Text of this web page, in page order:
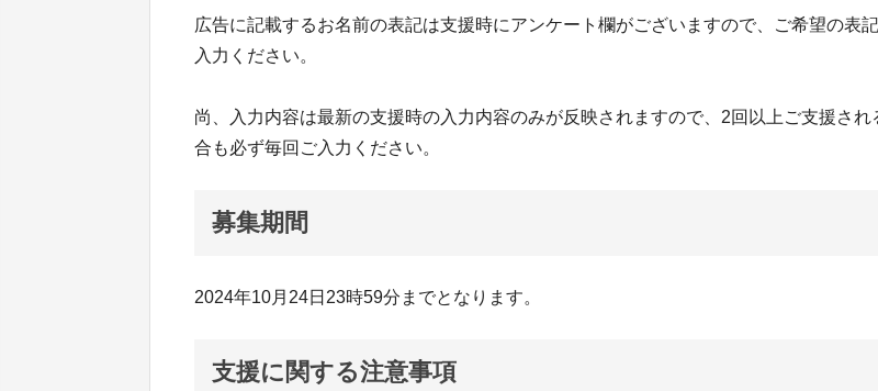
広告に記載するお名前の表記は支援時にアンケート欄がございますので、ご希望の表
入力ください。
尚、入力内容は最新の支援時の入力内容のみが反映されますので、2回以上ご支援され
合も必ず毎回ご入力ください。
募集期間
2024年10月24日23時59分までとなります。
支援に関する注意事項